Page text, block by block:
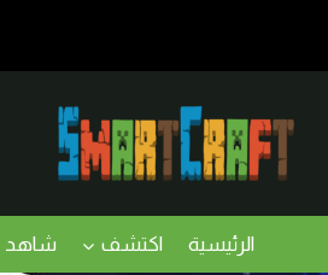
الرئيسية اكتشف شاهد